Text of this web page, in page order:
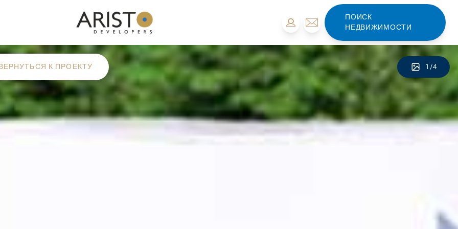
ПОИСК
НЕДВИЖИМОСТИ
ВЕРНУТЬСЯ К ПРОЕКТУ 1 /4